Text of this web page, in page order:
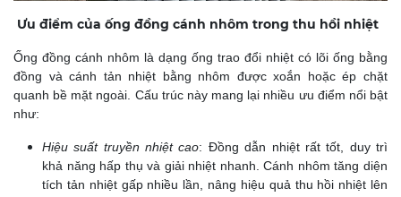
Ưu điểm của ống đồng cánh nhôm trong thu hồi nhiệt
Ống đồng cánh nhôm là dạng ống trao đổi nhiệt có lõi ống bằng
đồng và cánh tản nhiệt bằng nhôm được xoắn hoặc ép chặt
quanh bề mặt ngoài. Cấu trúc này mang lại nhiều ưu điểm nổi bật
như:
Hiệu suất truyền nhiệt cao: Đồng dẫn nhiệt rất tốt, duy trì
khả năng hấp thụ và giải nhiệt nhanh. Cánh nhôm tăng diện
tích tản nhiệt gấp nhiều lần, nâng hiệu quả thu hồi nhiệt lên